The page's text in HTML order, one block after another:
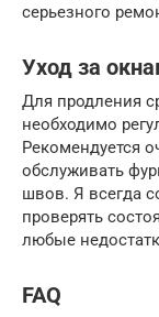
серьезного
Уход за
Для продления
необходимо
Рекомендуется
обслуживать
швов. Я всегда
проверять
любые
FAQ